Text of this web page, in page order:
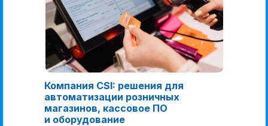
Компания CSI: решения для
автоматизации розничных
магазинов, кассовое ПО
и оборудование